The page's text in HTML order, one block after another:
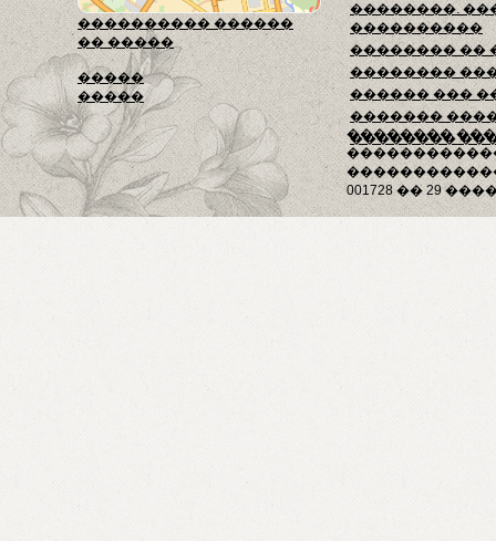
��������.
����������
�������� ��
��������
������ ���
�������
��������
���������� ������
�� �����
�����
�����
��������
001728 �� 29